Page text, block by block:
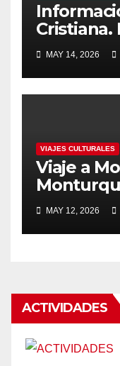
Cristiana.
MAY 14, 2026
VIAJES CULTURALES
Viaje a
MAY 12, 2026
ACTIVIDADES